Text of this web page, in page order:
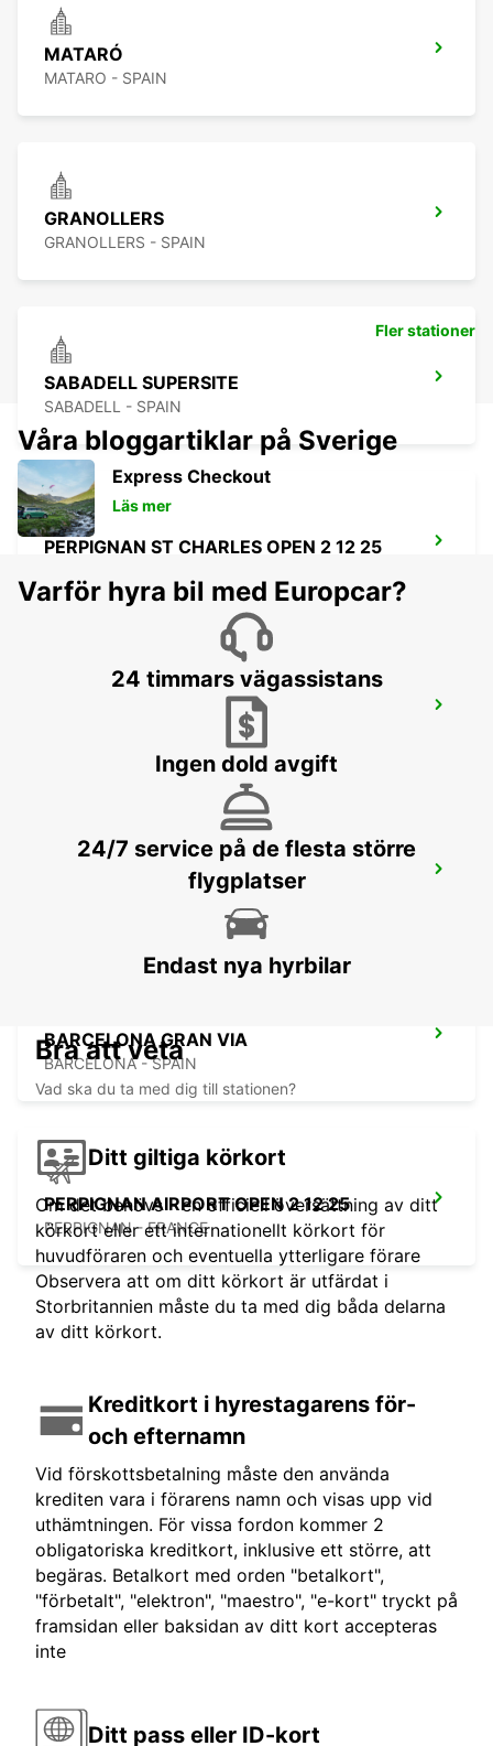
MATARÓ
MATARO - SPAIN
GRANOLLERS
GRANOLLERS - SPAIN
SABADELL SUPERSITE
SABADELL - SPAIN
PERPIGNAN ST CHARLES OPEN 2 12 25
PERPIGNAN RAILWAY OPEN 2 12 25
BARCELONA POBLENOU SUPERSITE
BARCELONA GRAN VIA
BARCELONA - SPAIN
PERPIGNAN AIRPORT OPEN 2 12 25
PERPIGNAN - FRANCE
Fler stationer
Våra bloggartiklar på Sverige
Express Checkout
Läs mer
Varför hyra bil med Europcar?
24 timmars vägassistans
Ingen dold avgift
24/7 service på de flesta större
flygplatser
Endast nya hyrbilar
Bra att veta
Vad ska du ta med dig till stationen?
Ditt giltiga körkort
Om det behövs - en officiell översättning av ditt
körkort eller ett internationellt körkort för
huvudföraren och eventuella ytterligare förare
Observera att om ditt körkort är utfärdat i
Storbritannien måste du ta med dig båda delarna
av ditt körkort.
Kreditkort i hyrestagarens för-
och efternamn
Vid förskottsbetalning måste den använda
krediten vara i förarens namn och visas upp vid
uthämtningen. För vissa fordon kommer 2
obligatoriska kreditkort, inklusive ett större, att
begäras. Betalkort med orden "betalkort",
"förbetalt", "elektron", "maestro", "e-kort" tryckt på
framsidan eller baksidan av ditt kort accepteras
inte
Ditt pass eller ID-kort